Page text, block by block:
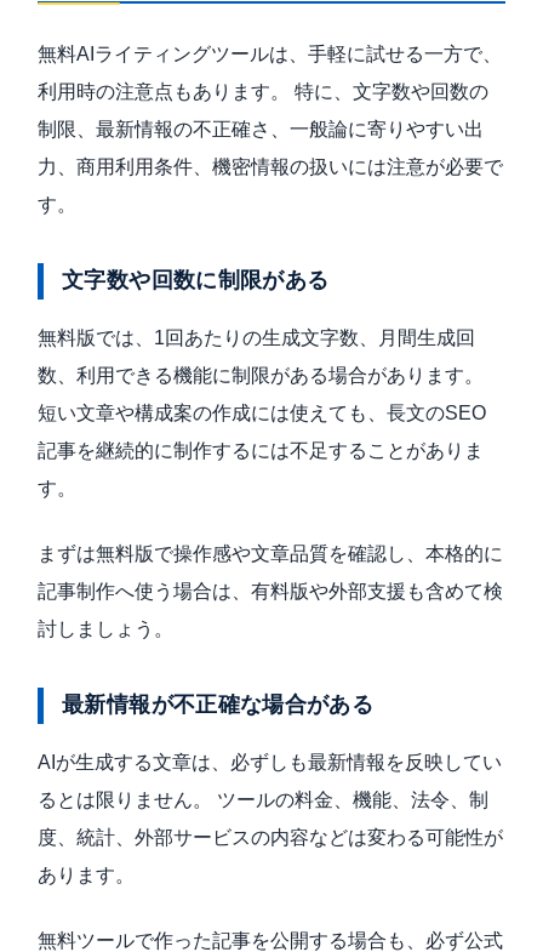
無料AIライティングツールは、手軽に試せる一方で、
利用時の注意点もあります。 特に、文字数や回数の
制限、最新情報の不正確さ、一般論に寄りやすい出
力、商用利用条件、機密情報の扱いには注意が必要で
す。
文字数や回数に制限がある
無料版では、1回あたりの生成文字数、月間生成回
数、利用できる機能に制限がある場合があります。
短い文章や構成案の作成には使えても、長文のSEO
記事を継続的に制作するには不足することがありま
す。
まずは無料版で操作感や文章品質を確認し、本格的に
記事制作へ使う場合は、有料版や外部支援も含めて検
討しましょう。
最新情報が不正確な場合がある
AIが生成する文章は、必ずしも最新情報を反映してい
るとは限りません。 ツールの料金、機能、法令、制
度、統計、外部サービスの内容などは変わる可能性が
あります。
無料ツールで作った記事を公開する場合も、必ず公式